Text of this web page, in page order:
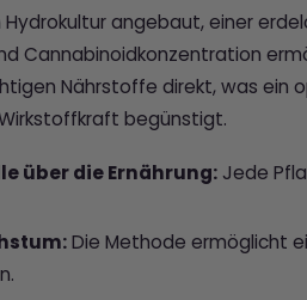
angebaut, einer
Cannabinoidkonzentration
Nährstoffe direkt, was ein
begünstigt.
über die Ernährung:Jede
Die Methode ermöglicht